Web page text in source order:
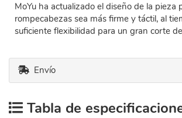
MoYu ha actualizado el diseño de la pieza
rompecabezas sea más firme y táctil, al
suficiente flexibilidad para un gran corte
Envío
Tabla de